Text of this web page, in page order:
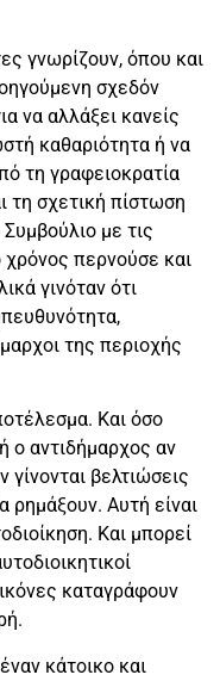
γνωρίζουν, όπου και
σχεδόν
να αλλάξει κανείς
καθαριότητα ή να
τη γραφειοκρατία
τη σχετική πίστωση
με τις
περνούσε και
γινόταν ότι
της περιοχής
Και όσο
ο αντιδήμαρχος αν
βελτιώσεις
ρημάξουν. Αυτή είναι
Και μπορεί
καταγράφουν
κάτοικο και